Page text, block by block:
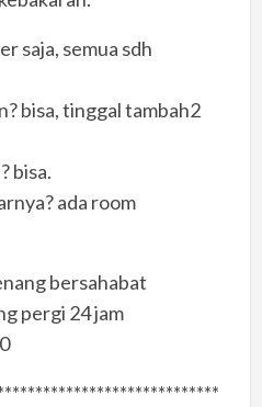
saja, semua sdh
bisa, tinggal tambah2
bisa.
ada room
bersahabat
pergi 24 jam